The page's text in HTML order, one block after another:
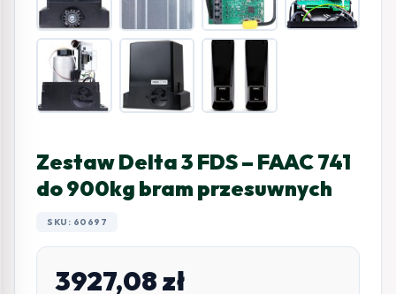
Zestaw Delta 3 FDS – FAAC 741
do 900kg bram przesuwnych
SKU: 60697
3927,08zł